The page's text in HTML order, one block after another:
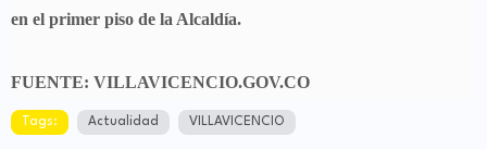
en el primer piso de la Alcaldía.
FUENTE: VILLAVICENCIO.GOV.CO
Tags: Actualidad VILLAVICENCIO